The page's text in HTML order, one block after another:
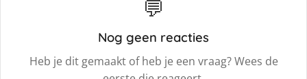
💬
Nog geen reacties
Heb je dit gemaakt of heb je een vraag? Wees de